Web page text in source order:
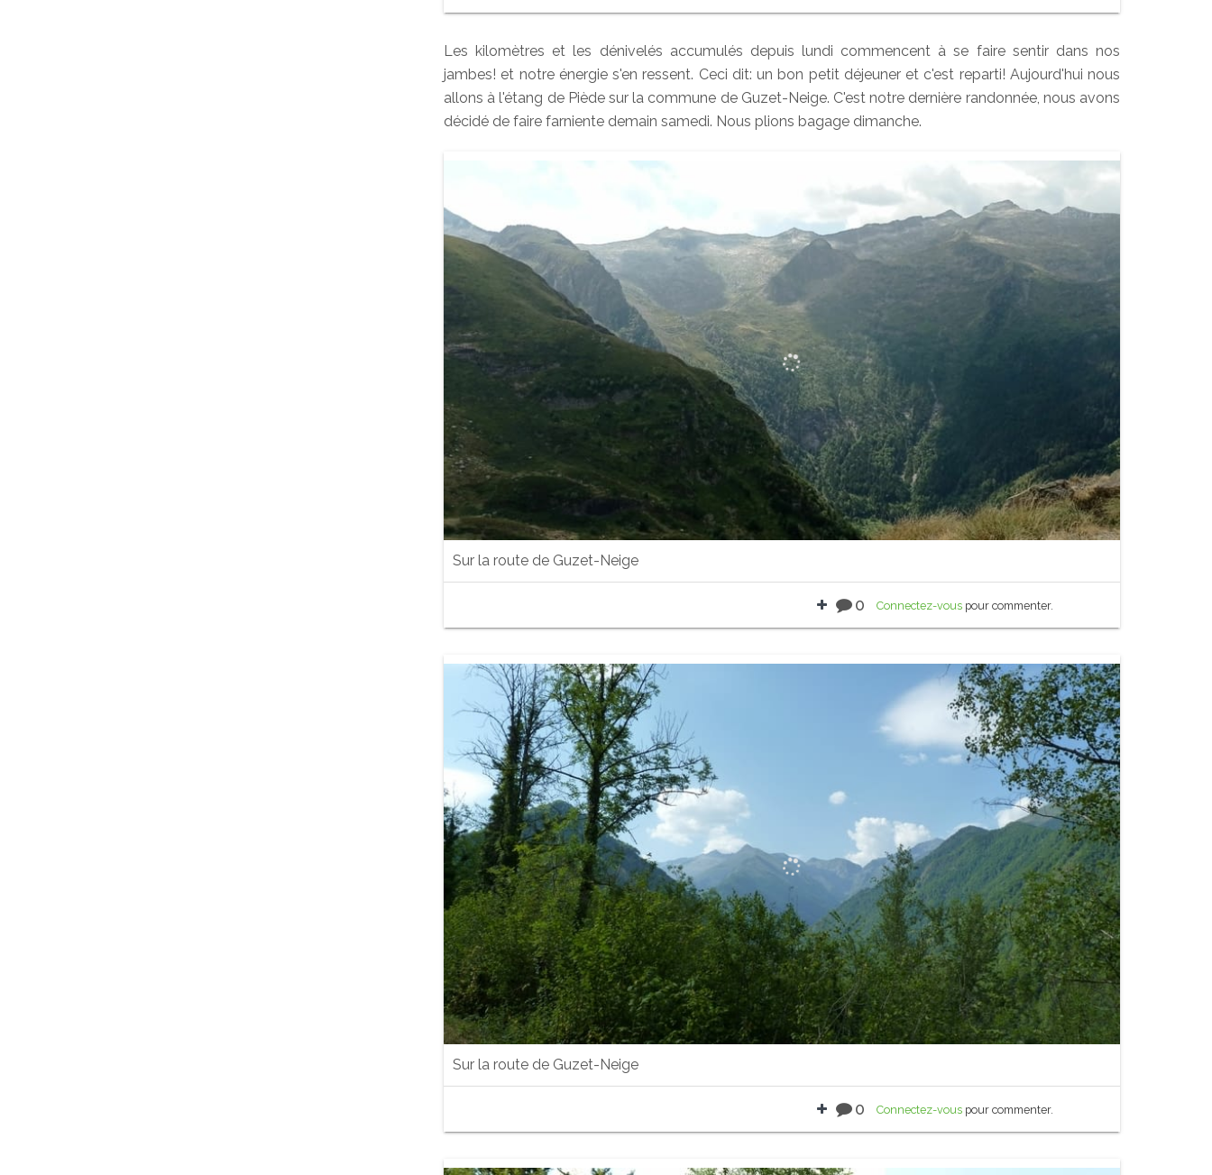
Les kilomètres et les dénivelés accumulés depuis lundi commencent à se faire sentir dans nos
jambes! et notre énergie s'en ressent. Ceci dit: un bon petit déjeuner et c'est reparti! Aujourd'hui nous
allons à l'étang de Piède sur la commune de Guzet-Neige. C'est notre dernière randonnée, nous avons
décidé de faire farniente demain samedi. Nous plions bagage dimanche.
Sur la route de Guzet-Neige
0 Connectez-vous pour commenter.
Sur la route de Guzet-Neige
0 Connectez-vous pour commenter.